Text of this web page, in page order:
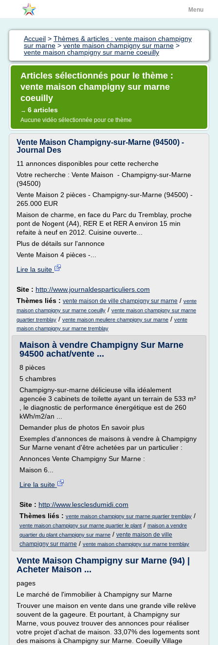
Menu
Accueil > Thèmes & articles : vente maison champigny
sur marne > vente maison champigny sur marne >
vente maison champigny sur marne coeuilly
Articles sélectionnés pour le thème :
vente maison champigny sur marne
coeuilly
→ 6 articles
Aucune vidéo sélectionnée pour ce thème
Vente Maison Champigny-sur-Marne (94500) -
Journal Des
11 annonces disponibles pour cette recherche
Votre recherche : Vente Maison - Champigny-sur-Marne
(94500)
Vente Maison 2 pièces - Champigny-sur-Marne (94500) -
265.000 EUR
Maison de charme, en face du Parc du Tremblay, proche
pont de Nogent (A4), RER E et RER A environ 15 min
refaite à neuf en 2012. Cuisine ouverte...
Plus de détails sur l'annonce
Vente Maison 4 pièces -...
Lire la suite
Site : http://www.journaldesparticuliers.com
Thèmes liés : vente maison de ville champigny sur marne / vente
maison champigny sur marne coeuilly / vente maison champigny sur marne
quartier tremblay / vente maison meuliere champigny sur marne / vente
maison champigny sur marne tremblay
Maison à vendre Champigny Sur Marne
94500 achat/vente ...
8 pièces
5 chambres
Champigny-sur-marne délicieuse villa idéalement
agencée 3 cabinets de toilette ayant un terrain de 533 m²
, le diagnostic de performance énergétique est de 260
kWh/m2/an ...
Demander plus de photos En savoir plus
Exemples d'annonces de maisons à vendre à Champigny
Sur Marne venant d'être achetées par un particulier :
Annonces Vente Champigny Sur Marne :
Maison 6...
Lire la suite
Site : http://www.lesclesdumidi.com
Thèmes liés : vente maison champigny sur marne quartier tremblay /
vente maison champigny sur marne quartier le plant / maison a vendre
quartier du plant champigny sur marne / vente maison de ville
champigny sur marne / vente maison champigny sur marne tremblay
Vente Maison Champigny sur Marne (94) |
Acheter Maison ...
pages
Le marché de l'immobilier à Champigny sur Marne
Trouver une maison en vente dans une grande ville relève
souvent de la gageure. Et pourtant, à Champigny sur
Marne, vous pouvez trouver des annonces pour réaliser
votre projet d'achat de maison. 33,07% des logements sont
des maisons à Champigny sur Marne. Coeuilly Village